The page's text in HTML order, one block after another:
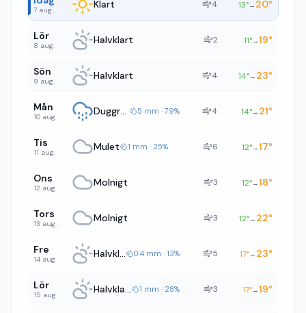
7 aug. Klart 4 13°→ 20°
Lör
8 aug. Halvklart 2 11°→19°
Sön
9 aug. Halvklart 4 14°→ 23°
Mån
10 aug. Duggregn 5 mm · 79% 4 14°→ 21°
Tis
11 aug. Mulet 1 mm · 25% 6 12°→17°
Ons
12 aug. Molnigt 3 12°→18°
Tors
13 aug. Molnigt 3 12°→ 22°
Fre
14 aug. Halvklart 0.4 mm · 13% 5 17°→ 23°
Lör
15 aug. Halvklart 1 mm · 28% 3 17°→19°